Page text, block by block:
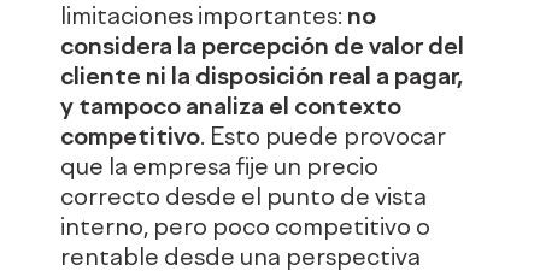
limitaciones importantes: no
considera la percepción de valor del
cliente ni la disposición real a pagar,
y tampoco analiza el contexto
competitivo. Esto puede provocar
que la empresa fije un precio
correcto desde el punto de vista
interno, pero poco competitivo o
rentable desde una perspectiva